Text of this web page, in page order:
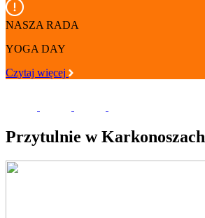
NASZA RADA
YOGA DAY
Czytaj więcej
Przytulnie w Karkonoszach